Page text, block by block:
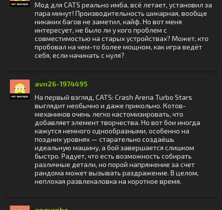
Мод для CATS реально имба, всё летает, установил за
пара минут! Производительность шикарная, вообще
никаких багов не заметил, кайф. Но вот меня
интересует, не было ли у кого проблем с
совместимостью на старых устройствах? Может, кто
пробовал на чем-то более мощном, как игра ведёт
себя, если начинать с нуля?
avn26-1974495
На первый взгляд, CATS: Crash Arena Turbo Stars
выглядит необычно и даже прикольно. Котов-
механиков очень легко кастомизировать, что
добавляет элемент творчества. Но вот бои иногда
кажутся немного однообразными, особенно на
поздних уровнях — старательно создаёшь
идеальную машину, а бой завершается слишком
быстро. Радует, что есть возможность собирать
различные детали, но порой напряжение за счет
рандома может вызывать раздражение. В целом,
неплохая развлекаловка на короткое время.